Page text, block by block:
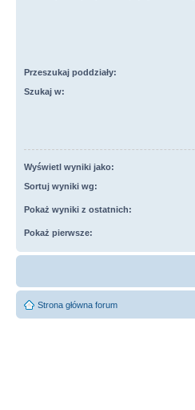
Przeszukaj poddziały:
Szukaj w:
Wyświetl wyniki jako:
Sortuj wyniki wg:
Pokaż wyniki z ostatnich:
Pokaż pierwsze:
Strona główna forum